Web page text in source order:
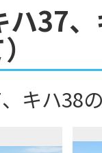
37
キハ38